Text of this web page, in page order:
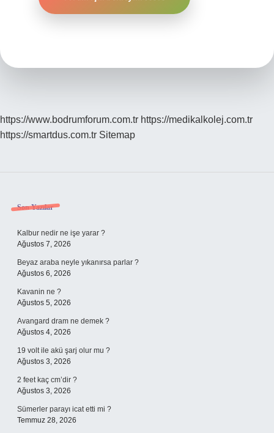
https://www.bodrumforum.com.tr https://medikalkolej.com.tr
https://smartdus.com.tr Sitemap
Sidebar
Son Yazılar
Kalbur nedir ne işe yarar ?
Ağustos 7, 2026
Beyaz araba neyle yıkanırsa parlar ?
Ağustos 6, 2026
Kavanin ne ?
Ağustos 5, 2026
Avangard dram ne demek ?
Ağustos 4, 2026
19 volt ile akü şarj olur mu ?
Ağustos 3, 2026
2 feet kaç cm’dir ?
Ağustos 3, 2026
Sümerler parayı icat etti mi ?
Temmuz 28, 2026